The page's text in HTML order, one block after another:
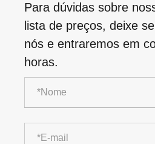
Para dúvidas sobre
lista de preços, deixe
nós e entraremos em
horas.